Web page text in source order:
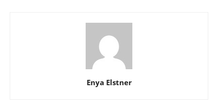
Enya Elstner